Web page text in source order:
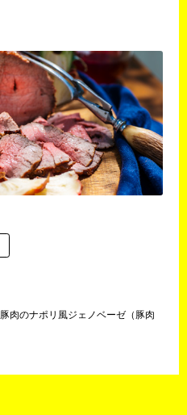
豚肉のナポリ風ジェノベーゼ（豚肉